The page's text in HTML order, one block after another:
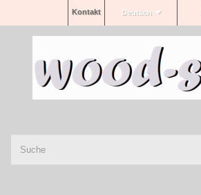
Deutsch
Kontakt